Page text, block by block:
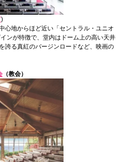
)
心地からほど近い「セントラル・ユニオ
ンが特徴で、堂内はドーム上の高い天井
誇る真紅のバージンロードなど、映画の
（教会）